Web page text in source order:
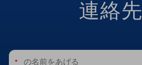
連絡先
*